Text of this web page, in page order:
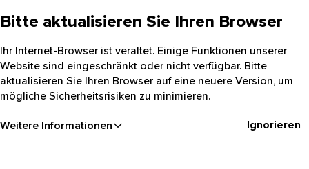
Bitte aktualisieren Sie Ihren Browser
Ihr Internet-Browser ist veraltet. Einige Funktionen unserer
Website sind eingeschränkt oder nicht verfügbar. Bitte
aktualisieren Sie Ihren Browser auf eine neuere Version, um
mögliche Sicherheitsrisiken zu minimieren.
Weitere Informationen Ignorieren